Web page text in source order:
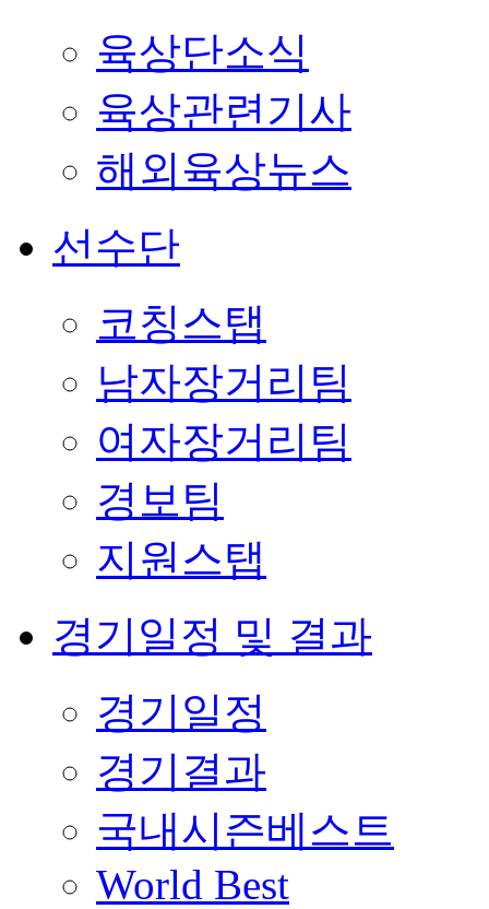
육상단소식
육상관련기사
해외육상뉴스
선수단
코칭스탭
남자장거리팀
여자장거리팀
경보팀
지원스탭
경기일정 및 결과
경기일정
경기결과
국내시즌베스트
World Best